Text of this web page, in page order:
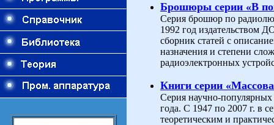
Брошюры серии «В
Серия брошюр по
1992 год издательством
сборник статей с
назначения и степени
радиоэлектронных
Книги серии
Серия научно-
года. С 1947 по 2007 г. в
теоретическим и